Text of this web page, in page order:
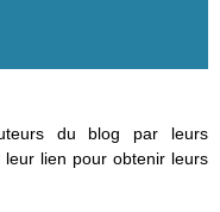
du blog par leurs
lien pour obtenir leurs